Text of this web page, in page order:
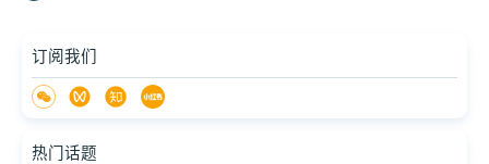
订阅我们
热门话题